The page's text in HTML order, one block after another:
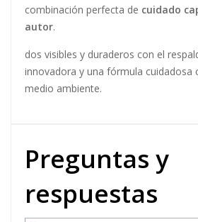
combinación perfecta de cuidado
autor.
dos visibles y duraderos con el
innovadora y una fórmula cuidadosa
medio ambiente.
Preguntas y
respuestas